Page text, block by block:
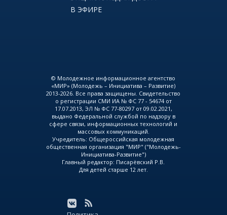
В ЭФИРЕ
© Молодежное информационное агентство
«МИР» (Молодежь – Инициатива – Развитие)
2013-2026. Все права защищены. Свидетельство
о регистрации СМИ ИА № ФС 77 - 54674 от
17.07.2013, ЭЛ № ФС 77-80297 от 09.02.2021,
выдано Федеральной службой по надзору в
сфере связи, информационных технологий и
массовых коммуникаций.
Учредитель: Общероссийская молодежная
общественная организация "МИР" ("Молодежь-
Инициатива-Развитие")
Главный редактор: Писарёвский Р.В.
Для детей старше 12 лет.